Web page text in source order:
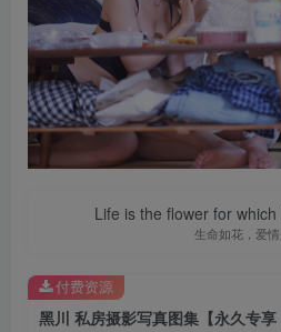
Life is the flower for
生命如花，爱
黑川 私房摄影写真图集【永久专享
付费资源